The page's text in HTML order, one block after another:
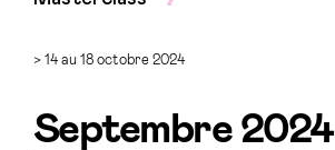
> 14 au 18 octobre 2024
Septembre 2024